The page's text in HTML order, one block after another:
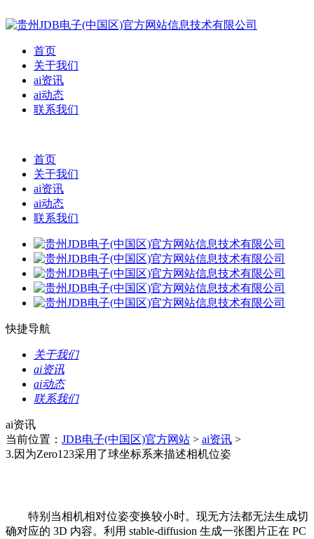
首页
关于我们
ai资讯
ai动态
联系我们
首页
关于我们
ai资讯
ai动态
联系我们
快捷导航
关于我们
ai资讯
ai动态
联系我们
ai资讯
当前位置： JDB电子(中国区)官方网站 > ai资讯 >
3.因为Zero123采用了球坐标系来描述相机位姿
特别当相机相对位姿变换较小时。现无方法都无法生成切
确对应的 3D 内容。利用 stable-diffusion 生成一张图片正在 PC